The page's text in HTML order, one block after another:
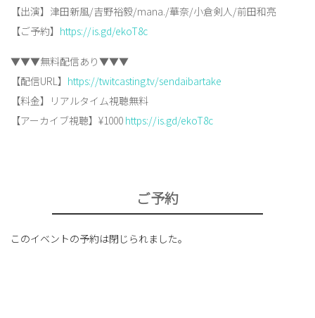
【出演】津田新風/吉野裕毅/mana./華奈/小倉剣人/前田和亮
【ご予約】 https://is.gd/ekoT8c
▼▼▼無料配信あり▼▼▼
【配信URL】 https://twitcasting.tv/sendaibartake
【料金】リアルタイム視聴無料
【アーカイブ視聴】¥1000 https://is.gd/ekoT8c
ご予約
このイベントの予約は閉じられました。